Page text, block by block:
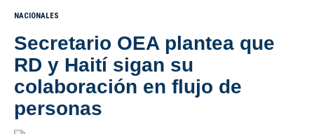
NACIONALES
Secretario OEA plantea que
RD y Haití sigan su
colaboración en flujo de
personas